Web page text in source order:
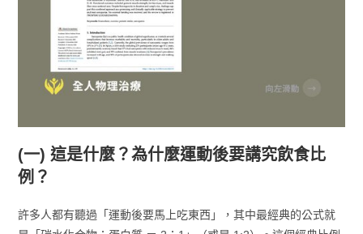
(一) 這是什麼？為什麼運動後要講究飲食比
例？
許多人都有聽過「運動後要馬上吃東西」，其中最經典的公式就